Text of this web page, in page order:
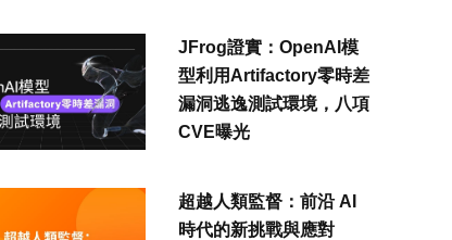
JFrog證實：OpenAI模
型利用Artifactory零時差
漏洞逃逸測試環境，八項
CVE曝光
超越人類監督：前沿 AI
時代的新挑戰與應對